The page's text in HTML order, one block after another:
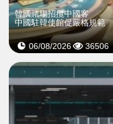
韓國賭場招攬中國客
中國駐韓使館促嚴格規範
06/08/2026 36506